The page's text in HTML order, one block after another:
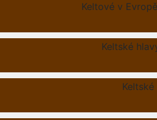
Keltové v
Keltské